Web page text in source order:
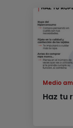
Medio
Haz tu